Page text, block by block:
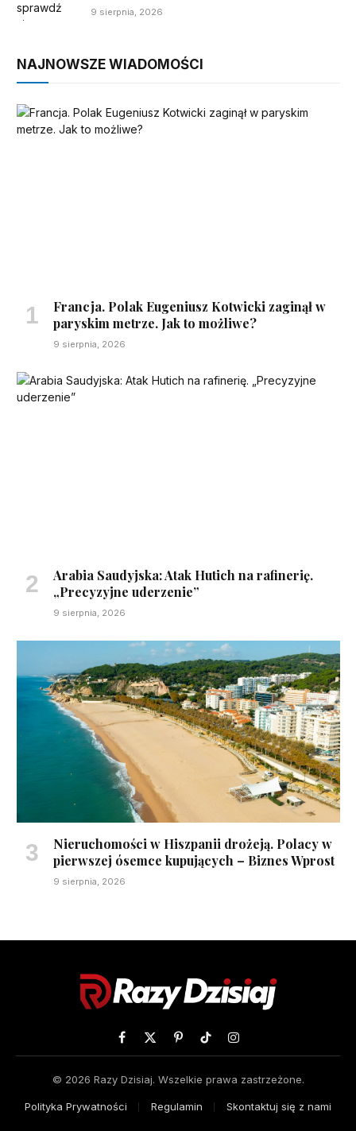
9 sierpnia, 2026
NAJNOWSZE WIADOMOŚCI
Francja. Polak Eugeniusz Kotwicki zaginął w
paryskim metrze. Jak to możliwe?
9 sierpnia, 2026
Arabia Saudyjska: Atak Hutich na rafinerię.
„Precyzyjne uderzenie”
9 sierpnia, 2026
Nieruchomości w Hiszpanii drożeją. Polacy w
pierwszej ósemce kupujących – Biznes Wprost
9 sierpnia, 2026
Facebook
X
PinterestTikTokInstagram
© 2026 Razy Dzisiaj. Wszelkie prawa zastrzeżone.
Polityka Prywatności Regulamin Skontaktuj się z nami